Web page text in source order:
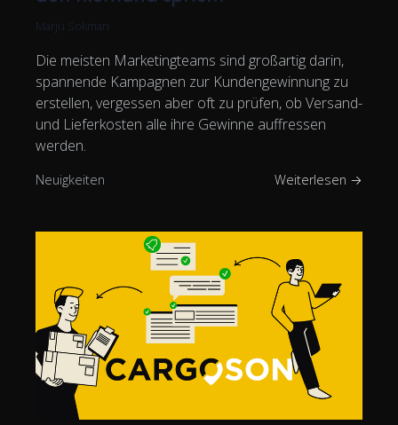
Marju Sokman
Die meisten Marketingteams sind großartig darin,
spannende Kampagnen zur Kundengewinnung zu
erstellen, vergessen aber oft zu prüfen, ob Versand-
und Lieferkosten alle ihre Gewinne auffressen
werden.
Neuigkeiten Weiterlesen →